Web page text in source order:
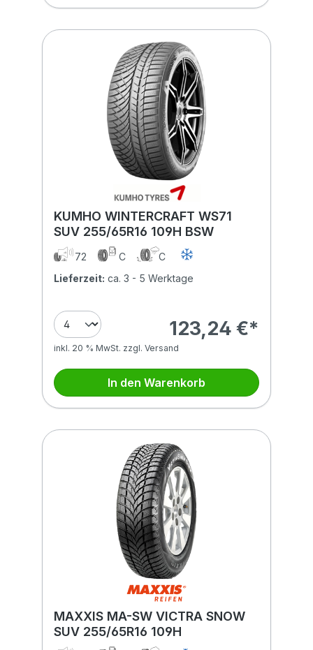
KUMHO WINTERCRAFT WS71
SUV 255/65R16 109H BSW
72 C
C
Lieferzeit: ca. 3 - 5 Werktage
123,24 €*
inkl. 20 % MwSt. zzgl. Versand
In den Warenkorb
MAXXIS MA-SW VICTRA SNOW
SUV 255/65R16 109H